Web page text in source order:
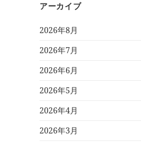
アーカイブ
2026年8月
2026年7月
2026年6月
2026年5月
2026年4月
2026年3月